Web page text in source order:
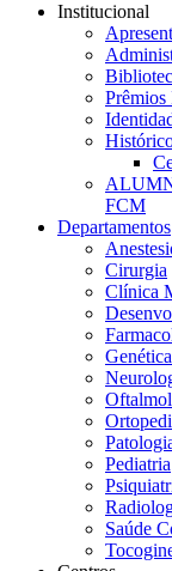
Institucional
Prêmios
FCM
Departamentos
Cirurgia
Clínica
Pediatria
Saúde